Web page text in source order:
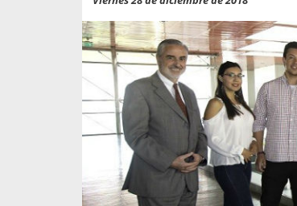
entregados por la
sobre viajes al extranjero
que deben hacer...
propaga a